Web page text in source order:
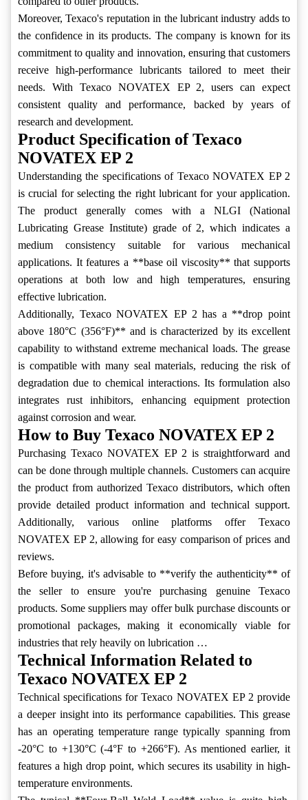
Moreover, Texaco's reputation in the lubricant industry adds to
the confidence in its products. The company is known for its
commitment to quality and innovation, ensuring that customers
receive high-performance lubricants tailored to meet their
needs. With Texaco NOVATEX EP 2, users can expect
consistent quality and performance, backed by years of
research and development.
Product Specification of Texaco
NOVATEX EP 2
Understanding the specifications of Texaco NOVATEX EP 2
is crucial for selecting the right lubricant for your application.
The product generally comes with a NLGI (National
Lubricating Grease Institute) grade of 2, which indicates a
medium consistency suitable for various mechanical
applications. It features a **base oil viscosity** that supports
operations at both low and high temperatures, ensuring
effective lubrication.
Additionally, Texaco NOVATEX EP 2 has a **drop point
above 180°C (356°F)** and is characterized by its excellent
capability to withstand extreme mechanical loads. The grease
is compatible with many seal materials, reducing the risk of
degradation due to chemical interactions. Its formulation also
integrates rust inhibitors, enhancing equipment protection
against corrosion and wear.
How to Buy Texaco NOVATEX EP 2
Purchasing Texaco NOVATEX EP 2 is straightforward and
can be done through multiple channels. Customers can acquire
the product from authorized Texaco distributors, which often
provide detailed product information and technical support.
Additionally, various online platforms offer Texaco
NOVATEX EP 2, allowing for easy comparison of prices and
reviews.
Before buying, it's advisable to **verify the authenticity** of
the seller to ensure you're purchasing genuine Texaco
products. Some suppliers may offer bulk purchase discounts or
promotional packages, making it economically viable for
industries that rely heavily on lubrication …
Technical Information Related to
Texaco NOVATEX EP 2
Technical specifications for Texaco NOVATEX EP 2 provide
a deeper insight into its performance capabilities. This grease
has an operating temperature range typically spanning from
-20°C to +130°C (-4°F to +266°F). As mentioned earlier, it
features a high drop point, which secures its usability in high-
temperature environments.